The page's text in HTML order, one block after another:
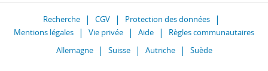
Recherche CGV
Protection des données
Mentions légales
Vie privée Aide
Règles communautaires
Allemagne
Suisse Autriche Suède